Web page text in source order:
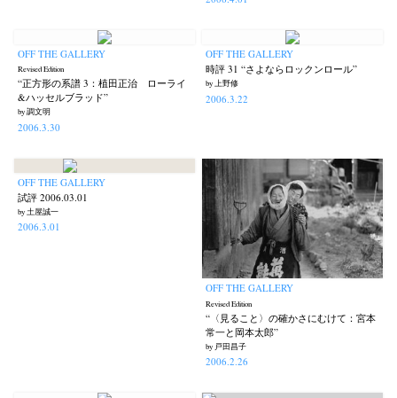
OFF THE GALLERY
Revised Edition
“正方形の系譜 3：植田正治 ローライ
&ハッセルブラッド”
by 調文明
2006.3.30
OFF THE GALLERY
時評 31 “さよならロックンロール”
by 上野修
2006.3.22
OFF THE GALLERY
試評 2006.03.01
by 土屋誠一
2006.3.01
OFF THE GALLERY
Revised Edition
“〈見ること〉の確かさにむけて：宮本
常一と岡本太郎”
by 戸田昌子
2006.2.26